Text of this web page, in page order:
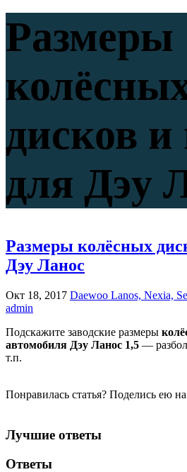
Размеры
дисков
для Дэу
Размеры колёсных
Дэу Ланос
Окт 18, 2017 Daewoo Lanos, Nexia,
admin
Подскажите заводские размеры
автомобиля Дэу Ланос 1,5 —
т.п.
Понравилась статья? Поделись ею
Лучшие ответы
Ответы